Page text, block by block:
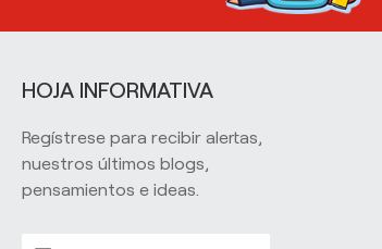
HOJA INFORMATIVA
Regístrese para recibir alertas,
nuestros últimos blogs,
pensamientos e ideas.